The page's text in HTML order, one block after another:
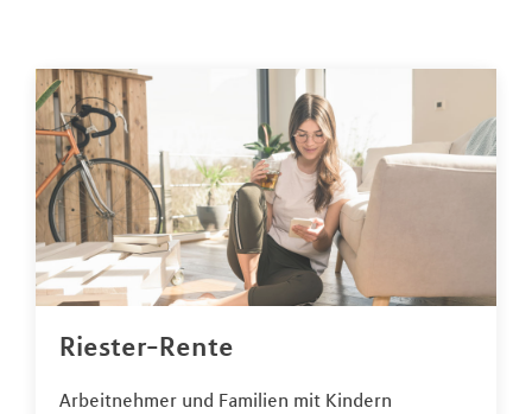
Riester-Rente
Arbeitnehmer und Familien mit Kindern